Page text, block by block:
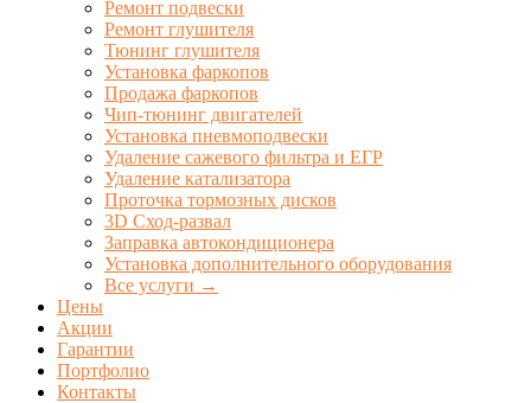
Ремонт подвески
Ремонт глушителя
Тюнинг глушителя
Установка фаркопов
Продажа фаркопов
Чип-тюнинг двигателей
Установка пневмоподвески
Удаление сажевого фильтра и ЕГР
Удаление катализатора
Проточка тормозных дисков
3D Сход-развал
Заправка автокондиционера
Установка дополнительного оборудования
Все услуги →
Цены
Акции
Гарантии
Портфолио
Контакты